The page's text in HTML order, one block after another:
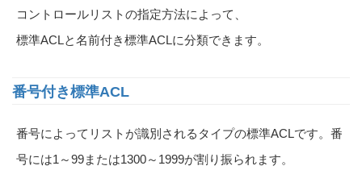
コントロールリストの指定方法によって、
標準ACLと名前付き標準ACLに分類できます。
番号付き標準ACL
番号によってリストが識別されるタイプの標準ACLです。番
号には1～99または1300～1999が割り振られます。